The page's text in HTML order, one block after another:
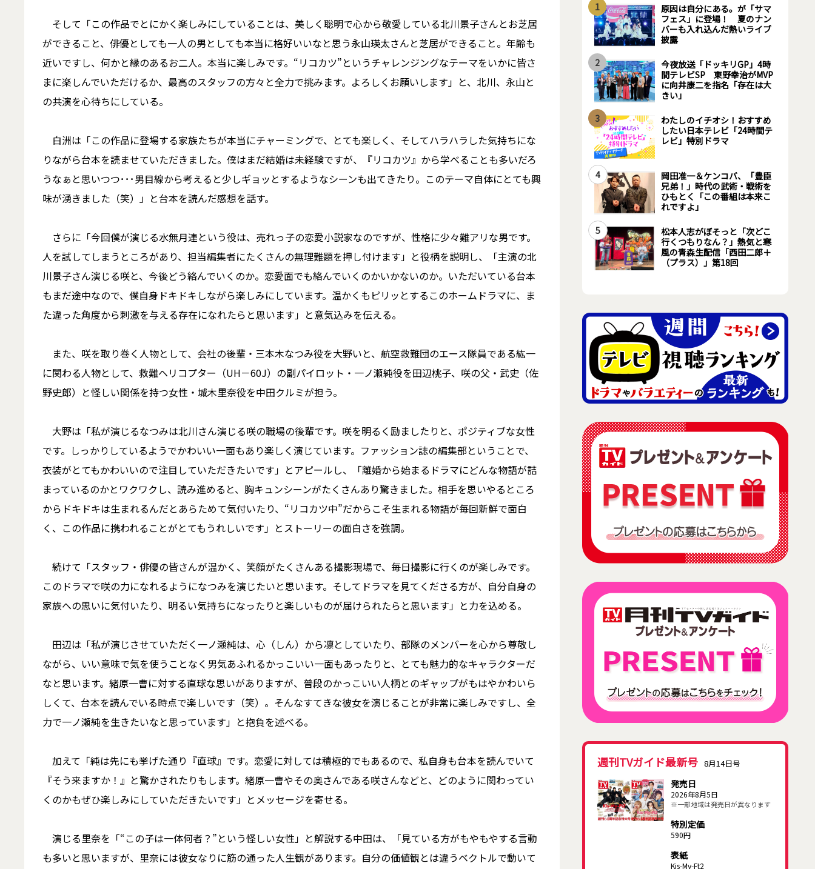
そして「この作品でとにかく楽しみにしていることは、美しく聡明で心から敬愛している北川景子さんとお芝居
ができること、俳優としても一人の男としても本当に格好いいなと思う永山瑛太さんと芝居ができること。年齢も
近いですし、何かと縁のあるお二人。本当に楽しみです。“リコカツ”というチャレンジングなテーマをいかに皆さ
まに楽しんでいただけるか、最高のスタッフの方々と全力で挑みます。よろしくお願いします」と、北川、永山と
の共演を心待ちにしている。
白洲は「この作品に登場する家族たちが本当にチャーミングで、とても楽しく、そしてハラハラした気持ちにな
りながら台本を読ませていただきました。僕はまだ結婚は未経験ですが、『リコカツ』から学べることも多いだろ
うなぁと思いつつ･･･男目線から考えると少しギョッとするようなシーンも出てきたり。このテーマ自体にとても興
味が湧きました（笑）」と台本を読んだ感想を話す。
さらに「今回僕が演じる水無月連という役は、売れっ子の恋愛小説家なのですが、性格に少々難アリな男です。
人を試してしまうところがあり、担当編集者にたくさんの無理難題を押し付けます」と役柄を説明し、「主演の北
川景子さん演じる咲と、今後どう絡んでいくのか。恋愛面でも絡んでいくのかいかないのか。いただいている台本
もまだ途中なので、僕自身ドキドキしながら楽しみにしています。温かくもピリッとするこのホームドラマに、ま
た違った角度から刺激を与える存在になれたらと思います」と意気込みを伝える。
また、咲を取り巻く人物として、会社の後輩・三本木なつみ役を大野いと、航空救難団のエース隊員である紘一
に関わる人物として、救難ヘリコプター（UH－60J）の副パイロット・一ノ瀬純役を田辺桃子、咲の父・武史（佐
野史郎）と怪しい関係を持つ女性・城木里奈役を中田クルミが担う。
大野は「私が演じるなつみは北川さん演じる咲の職場の後輩です。咲を明るく励ましたりと、ポジティブな女性
です。しっかりしているようでかわいい一面もあり楽しく演じています。ファッション誌の編集部ということで、
衣装がとてもかわいいので注目していただきたいです」とアピールし、「離婚から始まるドラマにどんな物語が詰
まっているのかとワクワクし、読み進めると、胸キュンシーンがたくさんあり驚きました。相手を思いやるところ
からドキドキは生まれるんだとあらためて気付いたり、“リコカツ中”だからこそ生まれる物語が毎回新鮮で面白
く、この作品に携われることがとてもうれしいです」とストーリーの面白さを強調。
続けて「スタッフ・俳優の皆さんが温かく、笑顔がたくさんある撮影現場で、毎日撮影に行くのが楽しみです。
このドラマで咲の力になれるようになつみを演じたいと思います。そしてドラマを見てくださる方が、自分自身の
家族への思いに気付いたり、明るい気持ちになったりと楽しいものが届けられたらと思います」と力を込める。
田辺は「私が演じさせていただく一ノ瀬純は、心（しん）から凛としていたり、部隊のメンバーを心から尊敬し
ながら、いい意味で気を使うことなく男気あふれるかっこいい一面もあったりと、とても魅力的なキャラクターだ
なと思います。緒原一曹に対する直球な思いがありますが、普段のかっこいい人柄とのギャップがもはやかわいら
しくて、台本を読んでいる時点で楽しいです（笑）。そんなすてきな彼女を演じることが非常に楽しみですし、全
力で一ノ瀬純を生きたいなと思っています」と抱負を述べる。
加えて「純は先にも挙げた通り『直球』です。恋愛に対しては積極的でもあるので、私自身も台本を読んでいて
『そう来ますか！』と驚かされたりもします。緒原一曹やその奥さんである咲さんなどと、どのように関わってい
くのかもぜひ楽しみにしていただきたいです」とメッセージを寄せる。
演じる里奈を「“この子は一体何者？”という怪しい女性」と解説する中田は、「見ている方がもやもやする言動
も多いと思いますが、里奈には彼女なりに筋の通った人生観があります。自分の価値観とは違うベクトルで動いて
1
原因は自分にある。が「サマ
フェス」に登場！ 夏のナン
バーも入れ込んだ熱いライブ
披露
2
今夜放送「ドッキリGP」4時
間テレビSP 東野幸治がMVP
に向井康二を指名「存在は大
きい」
3
わたしのイチオシ！おすすめ
したい日本テレビ「24時間テ
レビ」特別ドラマ
4
岡田准一＆ケンコバ、「豊臣
兄弟！」時代の武術・戦術を
ひもとく「この番組は本来こ
れですよ」
5
松本人志がぼそっと「次どこ
行くつもりなん？」熱気と寒
風の青森生配信「西田二郎＋
（プラス）」第18回
週刊TVガイド最新号 8月14日号
発売日
2026年8月5日
※一部地域は発売日が異なります
特別定価
590円
表紙
Kis-My-Ft2